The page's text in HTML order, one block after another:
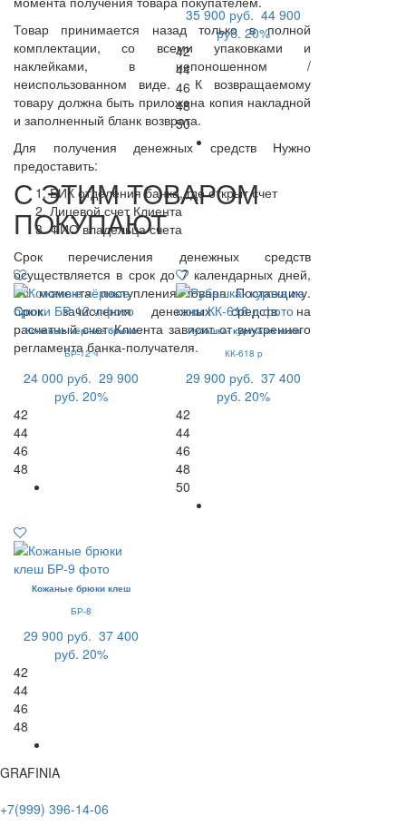
Товар принимается назад только в полной
комплектации, со всеми упаковками и
наклейками, в непоношенном /
неиспользованном виде. К возвращаемому
товару должна быть приложена копия накладной
и заполненный бланк возврата.
Для получения денежных средств Нужно
предоставить:
БИК отделения банка, где открыт счет
Лицевой счет Клиента
ФИО владельца счета
Срок перечисления денежных средств
осуществляется в срок до 7 календарных дней,
с момента поступления товара Поставщику.
Срок зачисления денежных средств на
расчетный счет Клиента зависит от внутреннего
регламента банка-получателя.
35 900 руб. 44 900
руб. 20%
42
44
46
48
50
С ЭТИМ ТОВАРОМ
ПОКУПАЮТ
Кожаные чёрные брюки
БР-12 ч
24 000 руб. 29 900
руб. 20%
42
44
46
48
Рубашка- куртка из кожи
КК-618 р
29 900 руб. 37 400
руб. 20%
42
44
46
48
50
Кожаные брюки клеш
БР-8
29 900 руб. 37 400
руб. 20%
42
44
46
48
GRAFINIA
+7(999) 396-14-06